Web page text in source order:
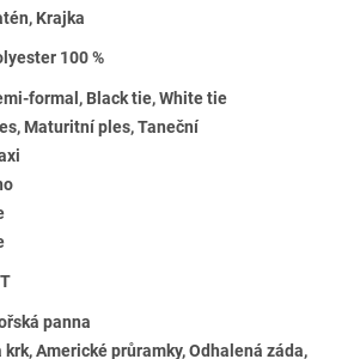
Krajka
100 %
formal, Black tie, White tie
Maturitní ples, Taneční
panna
krk, Americké průramky, Odhalená záda,